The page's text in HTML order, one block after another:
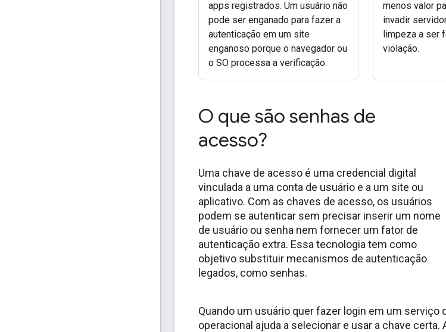
apps registrados. Um usuário não
pode ser enganado para fazer a
autenticação em um site
enganoso porque o navegador ou
o SO processa a verificação.
menos valor
invadir
limpeza a ser
violação.
O que são senhas de
acesso?
Uma chave de acesso é uma credencial digital
vinculada a uma conta de usuário e a um site ou
aplicativo. Com as chaves de acesso, os usuários
podem se autenticar sem precisar inserir um nome
de usuário ou senha nem fornecer um fator de
autenticação extra. Essa tecnologia tem como
objetivo substituir mecanismos de autenticação
legados, como senhas.
Quando um usuário quer fazer login em um
operacional ajuda a selecionar e usar a chave